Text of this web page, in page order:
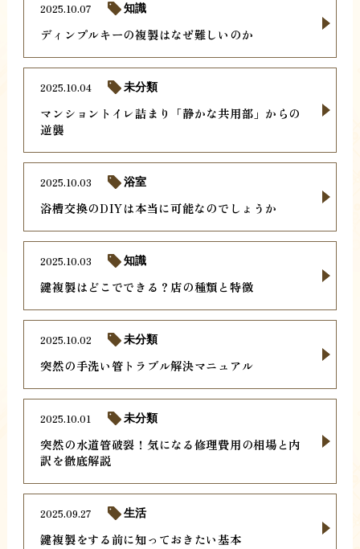
ディンプルキーの複製はなぜ難しいのか
2025.10.07 知識
マンショントイレ詰まり「静かな共用部」からの
逆襲
2025.10.04 未分類
浴槽交換のDIYは本当に可能なのでしょうか
2025.10.03 浴室
鍵複製はどこでできる？店の種類と特徴
2025.10.03 知識
突然の手洗い管トラブル解決マニュアル
2025.10.02 未分類
突然の水道管破裂！気になる修理費用の相場と内
訳を徹底解説
2025.10.01 未分類
鍵複製をする前に知っておきたい基本
2025.09.27 生活